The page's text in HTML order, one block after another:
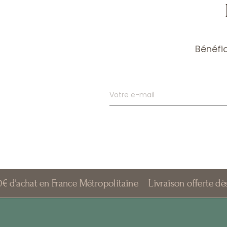
Votre e-mail
France Métropolitaine Livraison offerte dès 40€